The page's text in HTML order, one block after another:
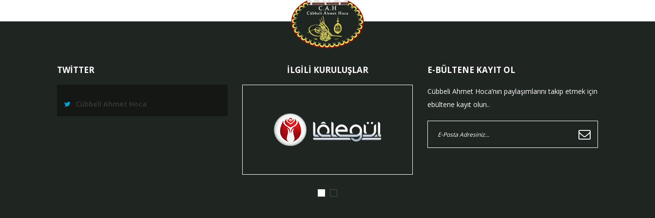
TWİTTER
Cübbeli Ahmet Hoca
İLGİLİ KURULUŞLAR E-BÜLTENE KAYIT OL
Cübbeli Ahmet Hoca’nın paylaşımlarını takip etmek için
ebültene kayıt olun..